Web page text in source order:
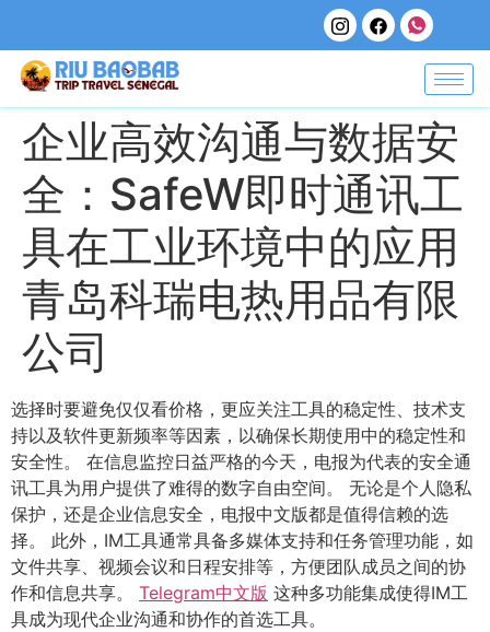
企业高效沟通与数据安
全：SafeW即时通讯工
具在工业环境中的应用
青岛科瑞电热用品有限
公司
选择时要避免仅仅看价格，更应关注工具的稳定性、技术支
持以及软件更新频率等因素，以确保长期使用中的稳定性和
安全性。 在信息监控日益严格的今天，电报为代表的安全通
讯工具为用户提供了难得的数字自由空间。 无论是个人隐私
保护，还是企业信息安全，电报中文版都是值得信赖的选
择。 此外，IM工具通常具备多媒体支持和任务管理功能，如
文件共享、视频会议和日程安排等，方便团队成员之间的协
作和信息共享。 Telegram中文版 这种多功能集成使得IM工
具成为现代企业沟通和协作的首选工具。